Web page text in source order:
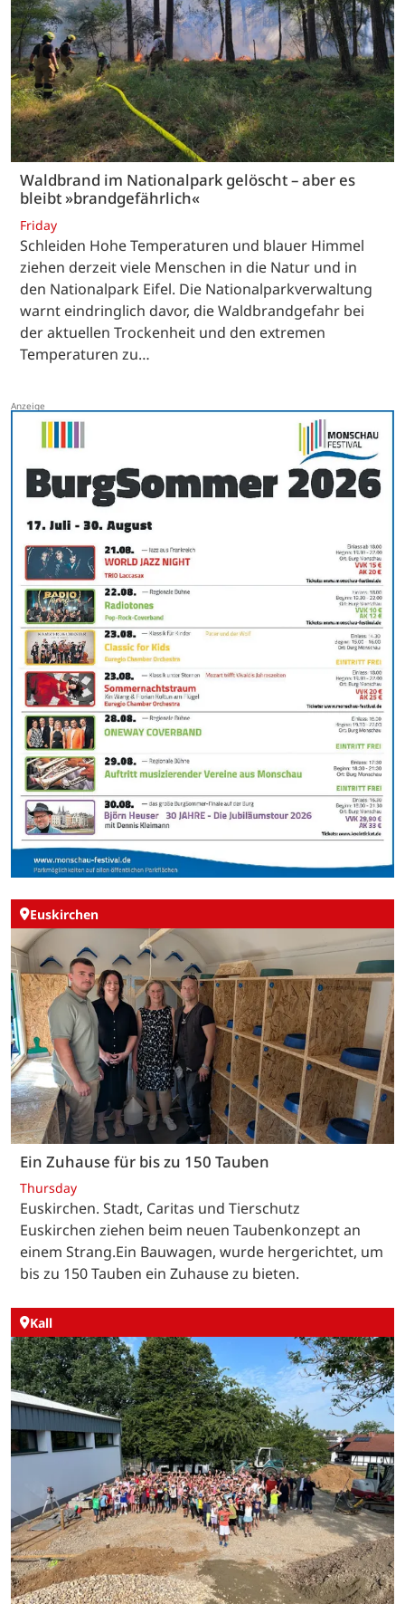
Waldbrand im Nationalpark gelöscht – aber es
bleibt »brandgefährlich«
Friday
Schleiden Hohe Temperaturen und blauer Himmel
ziehen derzeit viele Menschen in die Natur und in
den Nationalpark Eifel. Die Nationalparkverwaltung
warnt eindringlich davor, die Waldbrandgefahr bei
der aktuellen Trockenheit und den extremen
Temperaturen zu…
Euskirchen
Ein Zuhause für bis zu 150 Tauben
Thursday
Euskirchen. Stadt, Caritas und Tierschutz
Euskirchen ziehen beim neuen Taubenkonzept an
einem Strang.Ein Bauwagen, wurde hergerichtet, um
bis zu 150 Tauben ein Zuhause zu bieten.
Kall